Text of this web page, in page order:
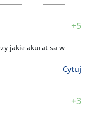
+5
jakie akurat sa w
Cytuj
+3